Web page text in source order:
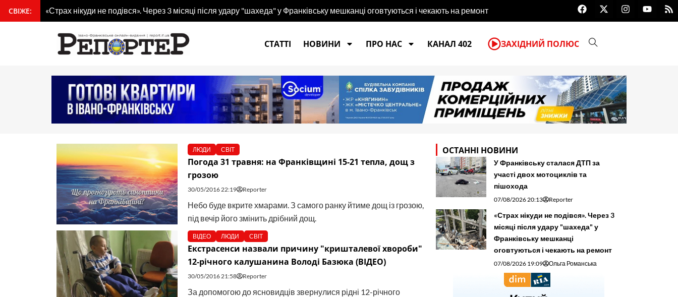
вмісту
СВІЖЕ: «Страх нікуди не подівся». Через 3 місяці після удару "шахеда" у Франківську мешканці оговтуються і чекають на ремонт Чеські благодійники передали
F
a
c
X
-
t
r
I
n
s
m
Y
o
u
R
s
s
СТАТТІ
НОВИНИ ПРО НАС КАНАЛ 402 ЗАХІДНИЙ ПОЛЮС
ЛЮДИ СВІТ
Погода 31 травня: на Франківщині 15-21 тепла, дощ з
грозою
30/05/2016 22:19 Reporter
Небо буде вкрите хмарами. З самого ранку йтиме дощ із грозою,
під вечір його змінить дрібний дощ.
ВІДЕО ЛЮДИ СВІТ
Екстрасенси назвали причину "кришталевої хвороби"
12-річного калушанина Володі Базюка (ВІДЕО)
30/05/2016 21:58 Reporter
За допомогою до ясновидців звернулися рідні 12-річного
ОСТАННІ НОВИНИ
У Франківську сталася ДТП за
участі двох мотоциклів та
пішохода
07/08/2026 20:13 Reporter
«Страх нікуди не подівся». Через 3
місяці після удару "шахеда" у
Франківську мешканці
оговтуються і чекають на ремонт
07/08/2026 19:09 Ольга Романська